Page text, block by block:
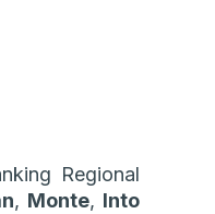
Regional
, Monte, Into